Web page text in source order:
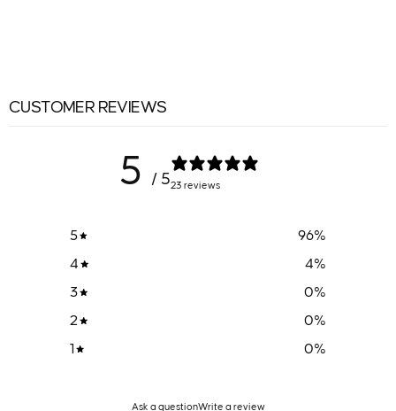
CUSTOMER REVIEWS
5 / 523 reviews
5 96%
4
4%
3
0%
2
0%
1
0%
Ask a questionWrite a review